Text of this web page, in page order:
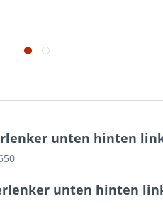
unten hinten
unten hinten